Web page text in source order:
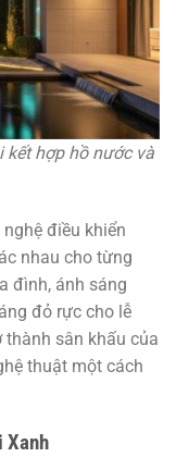
kết hợp hồ nước và
điều khiển
nhau cho từng
đình, ánh sáng
đỏ rực cho lễ
thành sân khấu của
thuật một cách
Xanh